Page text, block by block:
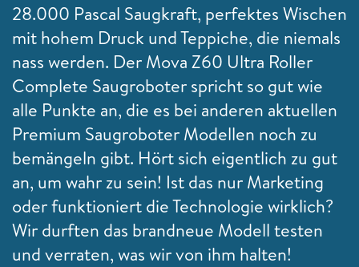
28.000 Pascal Saugkraft, perfektes Wischen
mit hohem Druck und Teppiche, die niemals
nass werden. Der Mova Z60 Ultra Roller
Complete Saugroboter spricht so gut wie
alle Punkte an, die es bei anderen aktuellen
Premium Saugroboter Modellen noch zu
bemängeln gibt. Hört sich eigentlich zu gut
an, um wahr zu sein! Ist das nur Marketing
oder funktioniert die Technologie wirklich?
Wir durften das brandneue Modell testen
und verraten, was wir von ihm halten!